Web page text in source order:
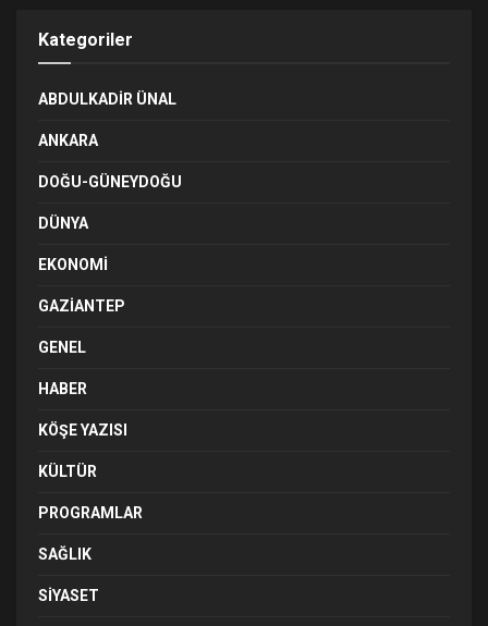
Kategoriler
ABDULKADIR ÜNAL
ANKARA
DOĞU-GÜNEYDOĞU
DÜNYA
EKONOMI
GAZIANTEP
GENEL
HABER
KÖŞE YAZISI
KÜLTÜR
PROGRAMLAR
SAĞLIK
SIYASET